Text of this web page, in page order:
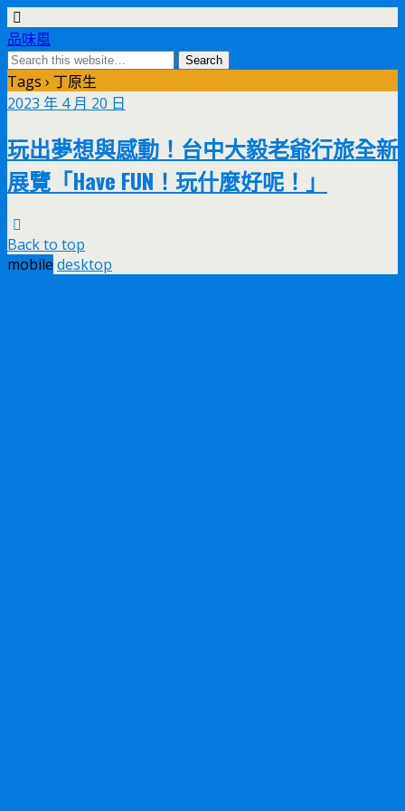
品味風
Tags › 丁原生
2023 年 4 月 20 日
玩出夢想與感動！台中大毅老爺行旅全新
展覽「Have FUN！玩什麼好呢！」
Back to top
mobile desktop